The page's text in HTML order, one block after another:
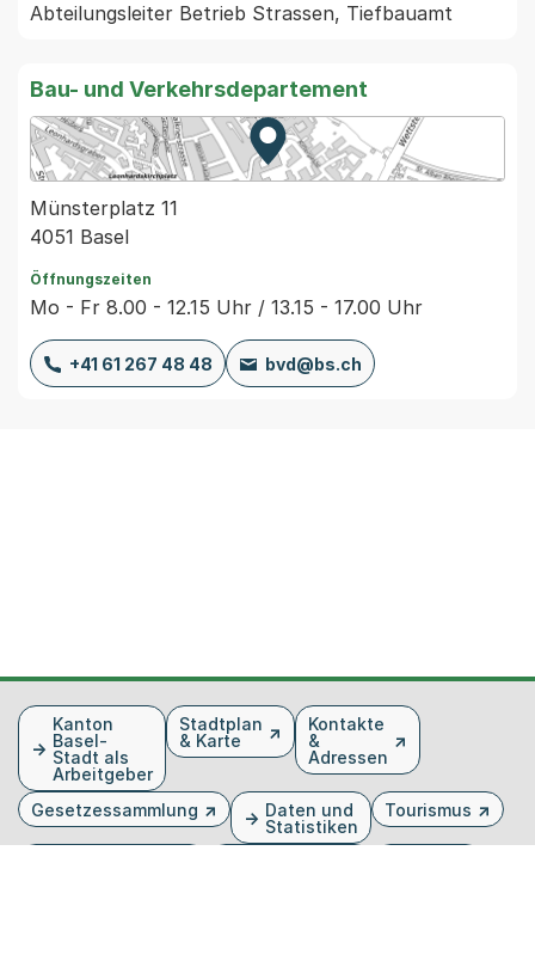
Abteilungsleiter Betrieb Strassen, Tiefbauamt
Bau- und Verkehrsdepartement
Zur Karte von MapBS.
Externer Link, wird in einem
Münsterplatz 11
4051 Basel
Öffnungszeiten
Mo - Fr 8.00 - 12.15 Uhr / 13.15 - 17.00 Uhr
+41 61 267 48 48 bvd@bs.ch
FusszeileKanton
Basel-
Stadt als
Arbeitgeber
Stadtplan
& Karte
Kontakte
&
Adressen
Gesetzessammlung
Daten und
Statistiken
Tourismus